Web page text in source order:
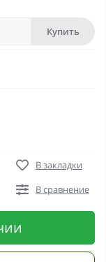
Купить
В закладки
В сравнение